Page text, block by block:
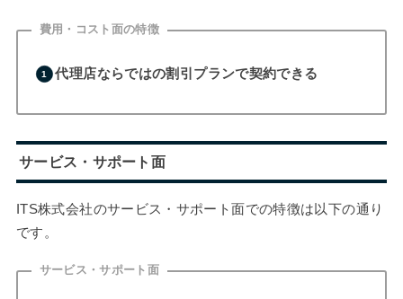
費用・コスト面の特徴
代理店ならではの割引プランで契約できる
サービス・サポート面
ITS株式会社のサービス・サポート面での特徴は以下の通り
です。
サービス・サポート面